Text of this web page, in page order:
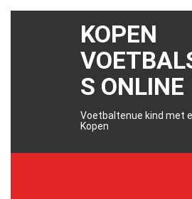
KOPEN
S ONLINE
Voetbaltenue kind met
Kopen